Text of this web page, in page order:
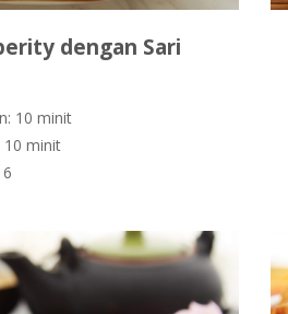
dengan Sari
10 minit
10 minit